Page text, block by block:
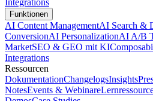
Integrations
Funktionen
AI Content ManagementAI Search &
ConversionAI PersonalizationAI A/B
MarketSEO & GEO mit KI
Integrations
Ressourcen
DokumentationChangelogsInsights
NotesEvents & Webinare